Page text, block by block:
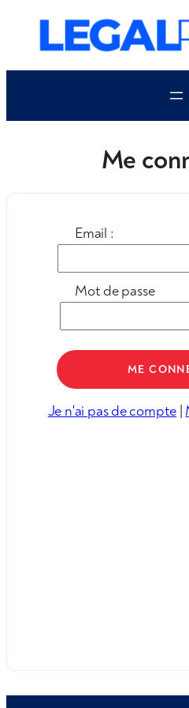
contenu
Me
Email :
Mot de passe
Je n'ai pas de compte |